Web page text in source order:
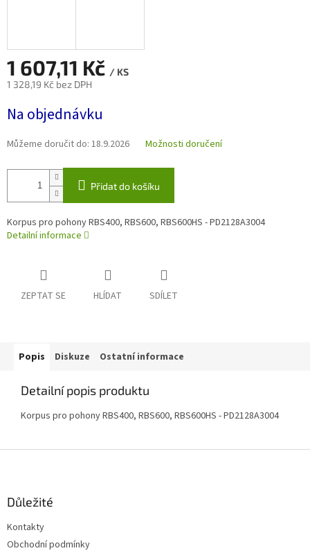
1 607,11 Kč / KS
1 328,19 Kč bez DPH
cena:
Na objednávku
Můžeme doručit do: 18.9.2026 Možnosti doručení
Přidat do košíku
Korpus pro pohony RBS400, RBS600, RBS600HS - PD2128A3004
Detailní informace
ZEPTAT SE HLÍDAT SDÍLET
Popis Diskuze Ostatní informace
Detailní popis produktu
Korpus pro pohony RBS400, RBS600, RBS600HS - PD2128A3004
Důležité
Kontakty
Obchodní podmínky